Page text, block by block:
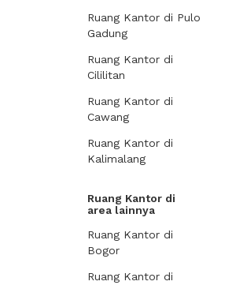
Ruang Kantor di Pulo
Gadung
Ruang Kantor di
Cililitan
Ruang Kantor di
Cawang
Ruang Kantor di
Kalimalang
Ruang Kantor di
area lainnya
Ruang Kantor di
Bogor
Ruang Kantor di